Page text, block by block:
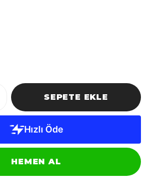
SEPETE EKLE
HEMEN AL